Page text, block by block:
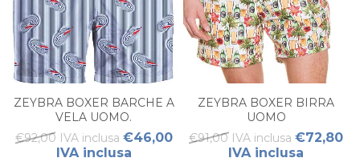
ZEYBRA BOXER BARCHE A
VELA UOMO.
€92,00 IVA inclusa €46,00
IVA inclusa
ZEYBRA BOXER BIRRA
UOMO
€91,00 IVA inclusa €72,80
IVA inclusa